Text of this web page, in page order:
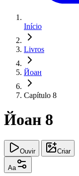
Início
Livros
Йоан
Capítulo 8
Йоан 8
Ouvir Criar
Aa